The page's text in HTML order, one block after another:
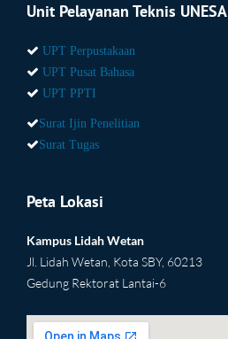
Unit Pelayanan Teknis UNESA
UPT Perpustakaan
UPT Pusat Bahasa
UPT PPTI
Surat Ijin Penelitian
Surat Tugas
Peta Lokasi
Kampus Lidah Wetan
Jl. Lidah Wetan, Kota SBY, 60213
Gedung Rektorat Lantai-6